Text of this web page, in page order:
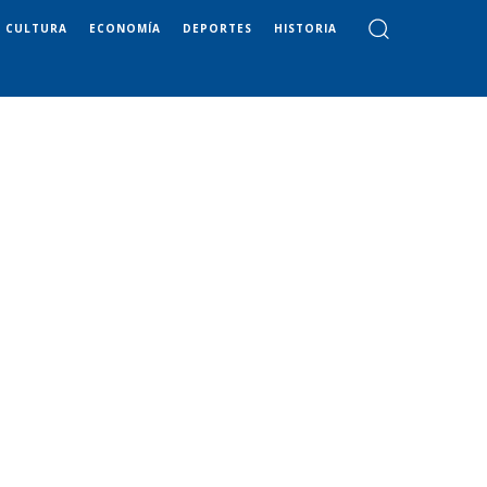
CULTURA ECONOMÍA DEPORTES HISTORIA